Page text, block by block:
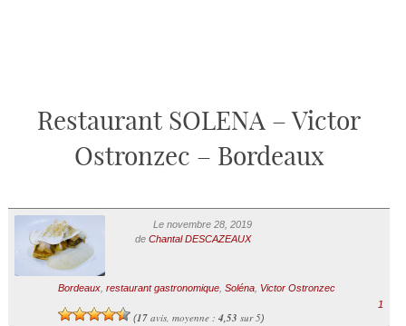
Restaurant SOLENA – Victor
Ostronzec – Bordeaux
Le novembre 28, 2019
de Chantal DESCAZEAUX
Bordeaux, restaurant gastronomique, Soléna, Victor Ostronzec
(17avis, moyenne : 4,53 sur 5)
1